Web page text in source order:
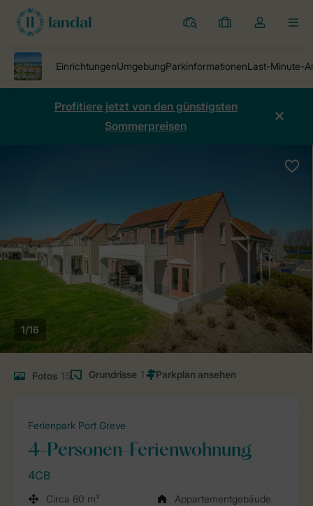
Ferienparks
Meine
Dropdown-
öffnen
Profitiere jetzt von den günstigsten
Sommerpreisen
1/16
Fotos 15 Grundrisse 1
Ferienpark Port Greve
4-Personen-Ferienwohnung
4CB
Circa 60 m²
Appartementgebäude